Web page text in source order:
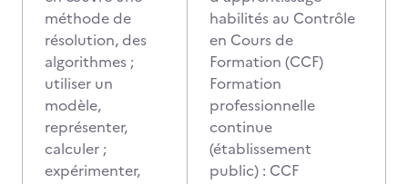
méthode de
résolution, des
algorithmes ;
utiliser un
modèle,
représenter,
calculer ;
expérimenter,
habilités au Contrôle
en Cours de
Formation (CCF)
Formation
professionnelle
continue
(établissement
public) : CCF